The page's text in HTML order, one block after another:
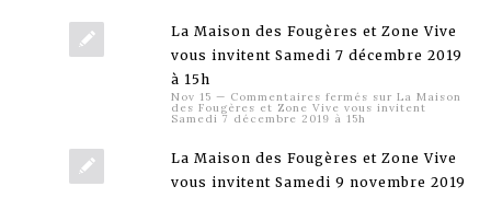
La Maison des Fougères et Zone Vive
vous invitent Samedi 7 décembre 2019
à 15h
Nov 15 — Commentaires fermés sur La Maison
des Fougères et Zone Vive vous invitent
Samedi 7 décembre 2019 à 15h
La Maison des Fougères et Zone Vive
vous invitent Samedi 9 novembre 2019